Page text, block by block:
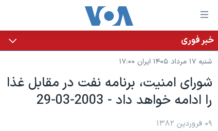
لینکهای
قابل
دسترسی
جهش
محتوای
اصلی
جهش
به
خانه
نسخه سبک وب‌سایت
موضوع ها
ایران
آمریکا
برنامه های تلویزیونی
جدول برنامه ها
خبر فوری
شنبه ۱۷ مرداد ۱۴۰۵ ایران ۱۷:۰۰
شورای امنيت، برنامه نفت در مقابل غذا
را ادامه خواهد داد - 2003-03-29
۰۹ فروردین ۱۳۸۲